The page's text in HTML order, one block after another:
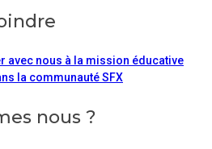
avec nous à la mission éducative
la communauté SFX
nous ?